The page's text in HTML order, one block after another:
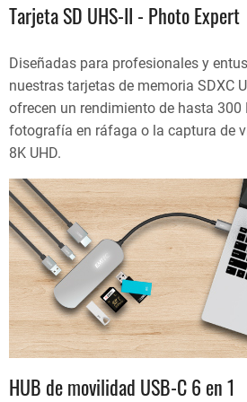
Tarjeta SD UHS-II - Photo Expert
Diseñadas para profesionales y
nuestras tarjetas de memoria SDXC
ofrecen un rendimiento de hasta
fotografía en ráfaga o la captura de
8K UHD.
HUB de movilidad USB-C 6 en 1